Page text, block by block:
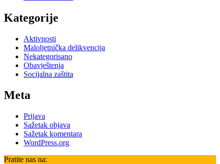
Kategorije
Aktivnosti
Maloljetnička delikvencija
Nekategorisano
Obavještenja
Socijalna zaštita
Meta
Prijava
Sažetak objava
Sažetak komentara
WordPress.org
Pratite nas na: